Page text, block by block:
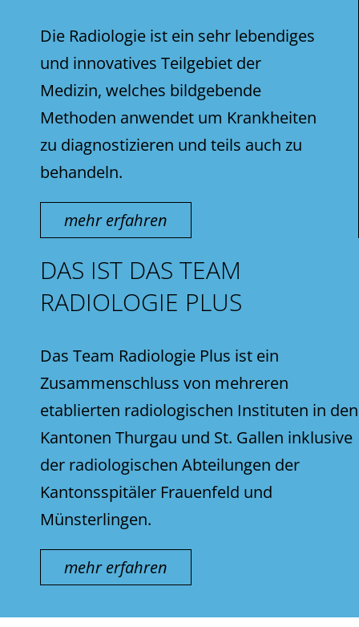
Die Radiologie ist ein sehr lebendiges
und innovatives Teilgebiet der
Medizin, welches bildgebende
Methoden anwendet um Krankheiten
zu diagnostizieren und teils auch zu
behandeln.
mehr erfahren
DAS IST DAS TEAM
RADIOLOGIE PLUS
Das Team Radiologie Plus ist ein
Zusammenschluss von mehreren
etablierten radiologischen Instituten in den
Kantonen Thurgau und St. Gallen inklusive
der radiologischen Abteilungen der
Kantonsspitäler Frauenfeld und
Münsterlingen.
mehr erfahren